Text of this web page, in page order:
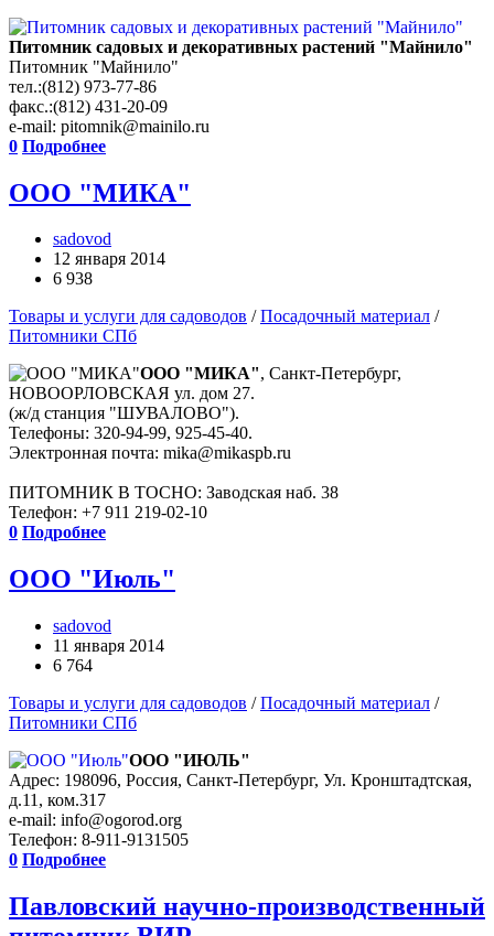
Питомник садовых и декоративных растений "Майнило"
Питомник "Майнило"
тел.:(812) 973-77-86
факс.:(812) 431-20-09
e-mail: pitomnik@mainilo.ru
0 Подробнее
ООО "МИКА"
sadovod
12 января 2014
6 938
Товары и услуги для садоводов /Посадочный материал /
Питомники СПб
ООО "МИКА", Санкт-Петербург,
НОВООРЛОВСКАЯ ул. дом 27.
(ж/д станция "ШУВАЛОВО").
Телефоны: 320-94-99, 925-45-40.
Электронная почта: mika@mikaspb.ru
ПИТОМНИК В ТОСНО: Заводская наб. 38
Телефон: +7 911 219-02-10
0 Подробнее
ООО "Июль"
sadovod
11 января 2014
6 764
Товары и услуги для садоводов /Посадочный материал /
Питомники СПб
ООО "ИЮЛЬ"
Адрес: 198096, Россия, Санкт-Петербург, Ул. Кронштадтская,
д.11, ком.317
e-mail: info@ogorod.org
Телефон: 8-911-9131505
0 Подробнее
Павловский научно-производственный